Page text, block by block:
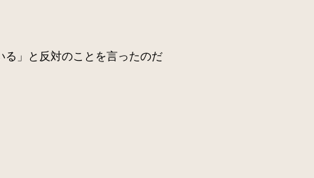
」と反対のことを言ったのだ